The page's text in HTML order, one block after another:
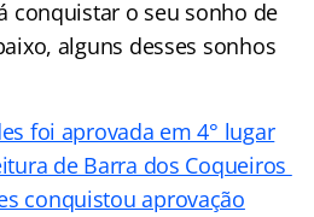
conquistar o seu sonho de
alguns desses sonhos
foi aprovada em 4° lugar
de Barra dos Coqueiros
conquistou aprovação